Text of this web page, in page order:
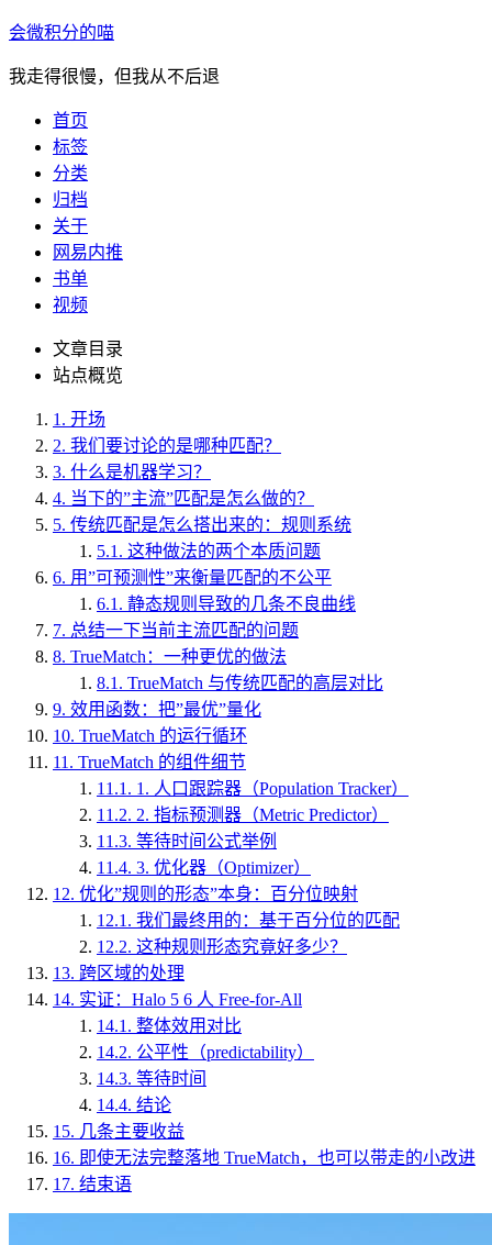
会微积分的喵
我走得很慢，但我从不后退
首页
标签
分类
归档
关于
网易内推
书单
视频
文章目录
站点概览
1. 开场
2. 我们要讨论的是哪种匹配？
3. 什么是机器学习？
4. 当下的”主流”匹配是怎么做的？
5. 传统匹配是怎么搭出来的：规则系统
5.1. 这种做法的两个本质问题
6. 用”可预测性”来衡量匹配的不公平
6.1. 静态规则导致的几条不良曲线
7. 总结一下当前主流匹配的问题
8. TrueMatch：一种更优的做法
8.1. TrueMatch 与传统匹配的高层对比
9. 效用函数：把”最优”量化
10. TrueMatch 的运行循环
11. TrueMatch 的组件细节
11.1. 1. 人口跟踪器（Population Tracker）
11.2. 2. 指标预测器（Metric Predictor）
11.3. 等待时间公式举例
11.4. 3. 优化器（Optimizer）
12. 优化”规则的形态”本身：百分位映射
12.1. 我们最终用的：基于百分位的匹配
12.2. 这种规则形态究竟好多少？
13. 跨区域的处理
14. 实证：Halo 5 6 人 Free-for-All
14.1. 整体效用对比
14.2. 公平性（predictability）
14.3. 等待时间
14.4. 结论
15. 几条主要收益
16. 即使无法完整落地 TrueMatch，也可以带走的小改进
17. 结束语